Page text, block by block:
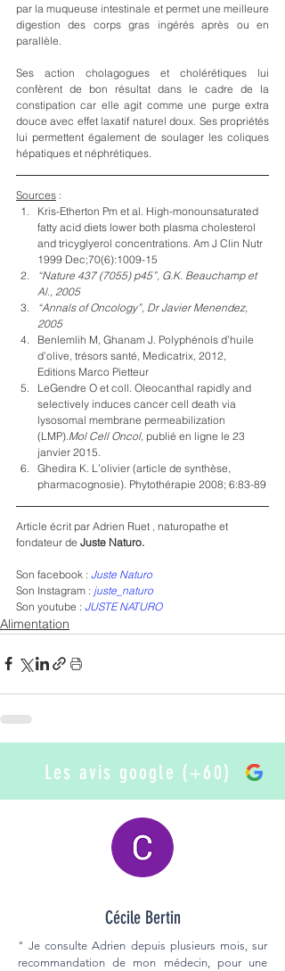
par la muqueuse intestinale et permet une meilleure
digestion des corps gras ingérés après ou en
parallèle.
Ses action cholagogues et cholérétiques lui
confèrent de bon résultat dans le cadre de la
constipation car elle agit comme une purge extra
douce avec effet laxatif naturel doux. Ses propriétés
lui permettent également de soulager les coliques
hépatiques et néphrétiques.
Sources :
Kris-Etherton Pm et al. High-monounsaturated
fatty acid diets lower both plasma cholesterol
and tricyglyerol concentrations. Am J Clin Nutr
1999 Dec;70(6):1009-15
“Nature 437 (7055) p45”, G.K. Beauchamp et
Al., 2005
“Annals of Oncology”, Dr Javier Menendez,
2005
Benlemlih M, Ghanam J. Polyphénols d’huile
d’olive, trésors santé, Medicatrix, 2012,
Editions Marco Pietteur
LeGendre O et coll. Oleocanthal rapidly and
selectively induces cancer cell death via
lysosomal membrane permeabilization
(LMP). Mol Cell Oncol, publié en ligne le 23
janvier 2015.
Ghedira K. L’olivier (article de synthèse,
pharmacognosie). Phytothérapie 2008; 6:83-89
Article écrit par Adrien Ruet , naturopathe et
fondateur de Juste Naturo.
Son facebook : Juste Naturo
Son Instagram : juste_naturo
Son youtube : JUSTE NATURO
Alimentation
Les avis google (+60)
Cécile Bertin
" Je consulte Adrien depuis plusieurs mois, sur
recommandation de mon médecin, pour une